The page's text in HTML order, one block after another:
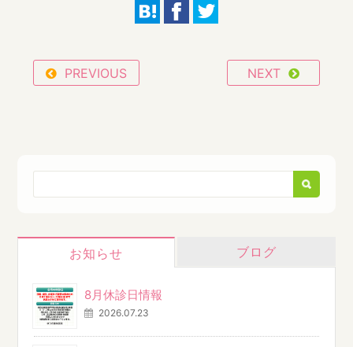
PREVIOUS NEXT
お知らせ ブログ
8月休診日情報
2026.07.23